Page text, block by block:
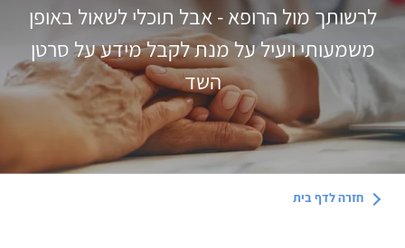
לרשותך מול הרופא - אבל תוכלי לשאול באופן
משמעותי ויעיל על מנת לקבל מידע על סרטן
השד
חזרה לדףבית